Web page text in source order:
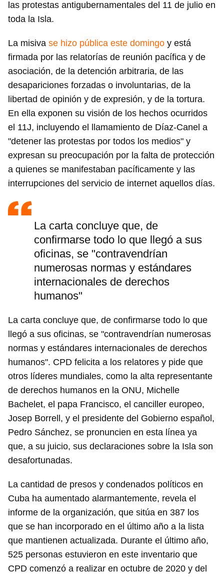
las protestas antigubernamentales del 11 de julio en
toda la Isla.
La misiva se hizo pública este domingo y está
firmada por las relatorías de reunión pacífica y de
asociación, de la detención arbitraria, de las
desapariciones forzadas o involuntarias, de la
libertad de opinión y de expresión, y de la tortura.
En ella exponen su visión de los hechos ocurridos
el 11J, incluyendo el llamamiento de Díaz-Canel a
"detener las protestas por todos los medios" y
expresan su preocupación por la falta de protección
a quienes se manifestaban pacíficamente y las
interrupciones del servicio de internet aquellos días.
La carta concluye que, de
confirmarse todo lo que llegó a sus
oficinas, se "contravendrían
numerosas normas y estándares
internacionales de derechos
humanos"
La carta concluye que, de confirmarse todo lo que
llegó a sus oficinas, se "contravendrían numerosas
normas y estándares internacionales de derechos
humanos". CPD felicita a los relatores y pide que
otros líderes mundiales, como la alta representante
de derechos humanos en la ONU, Michelle
Bachelet, el papa Francisco, el canciller europeo,
Josep Borrell, y el presidente del Gobierno español,
Pedro Sánchez, se pronuncien en esta línea ya
que, a su juicio, sus declaraciones sobre la Isla son
desafortunadas.
La cantidad de presos y condenados políticos en
Cuba ha aumentado alarmantemente, revela el
informe de la organización, que sitúa en 387 los
que se han incorporado en el último año a la lista
que mantienen actualizada. Durante el último año,
525 personas estuvieron en este inventario que
CPD comenzó a realizar en octubre de 2020 y del